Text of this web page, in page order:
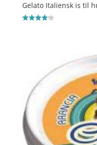
Gelato Italiensk is til